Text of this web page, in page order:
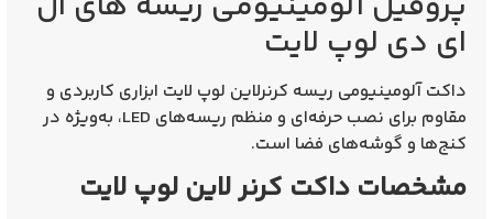
ای دی لوپ لایت
داکت آلومینیومی ریسه کرنرلاین لوپ لایت ابزاری کاربردی و
مقاوم برای نصب حرفه‌ای و منظم ریسه‌های LED
، به‌ویژه در
کنج‌ها و گوشه‌های فضا است.
مشخصات داکت کرنر لاین لوپ لایت